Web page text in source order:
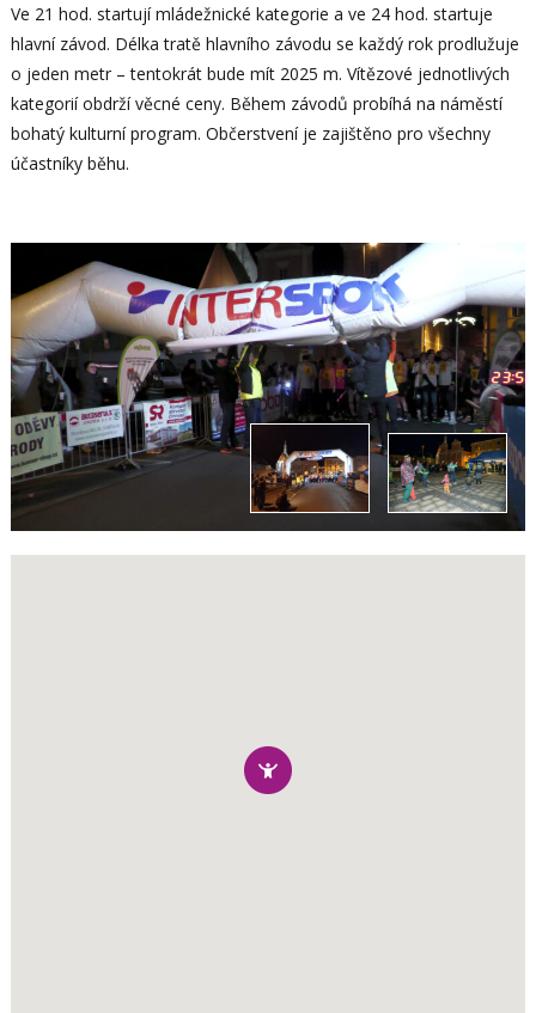
Ve 21 hod. startují mládežnické kategorie a ve 24 hod. startuje
hlavní závod. Délka tratě hlavního závodu se každý rok prodlužuje
o jeden metr – tentokrát bude mít 2025 m. Vítězové jednotlivých
kategorií obdrží věcné ceny. Během závodů probíhá na náměstí
bohatý kulturní program. Občerstvení je zajištěno pro všechny
účastníky běhu.